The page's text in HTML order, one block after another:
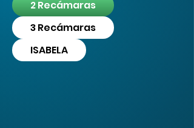
2 Recámaras
3 Recámaras
ISABELA